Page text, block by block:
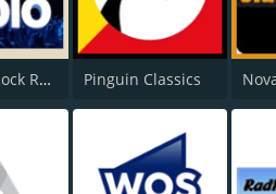
Veronica Rock Radio Pinguin Classics